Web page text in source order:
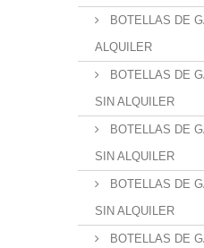
BOTELLAS DE
ALQUILER
BOTELLAS DE
SIN ALQUILER
BOTELLAS DE
SIN ALQUILER
BOTELLAS DE
SIN ALQUILER
BOTELLAS DE